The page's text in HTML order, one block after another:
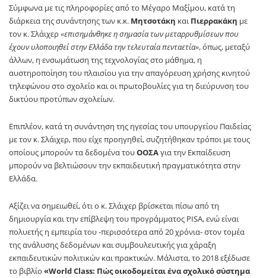
Σύμφωνα με τις πληροφορίες από το Μέγαρο Μαξίμου, κατά τη
διάρκεια της συνάντησης των κ.κ. Μητσοτάκη καιΠιερρακάκη με
τον κ. Σλάιχερ «επισημάνθηκε η σημασία των μεταρρυθμίσεων που
έχουν υλοποιηθεί στην Ελλάδα την τελευταία πενταετία», όπως, μεταξύ
άλλων, η ενσωμάτωση της τεχνολογίας στο μάθημα, η
αυστηροποίηση του πλαισίου για την απαγόρευση χρήσης κινητού
τηλεφώνου στο σχολείο και οι πρωτοβουλίες για τη διεύρυνση του
δικτύου προτύπων σχολείων.
Επιπλέον, κατά τη συνάντηση της ηγεσίας του υπουργείου Παιδείας
με τον κ. Σλάιχερ, που είχε προηγηθεί, συζητήθηκαν τρόποι με τους
οποίους μπορούν τα δεδομένα τουΟΟΣΑγια την Εκπαίδευση
μπορούν να βελτιώσουν την εκπαιδευτική πραγματικότητα στην
Ελλάδα.
Αξίζει να σημειωθεί, ότι ο κ. Σλάιχερ βρίσκεται πίσω από τη
δημιουργία και την επίβλεψη του προγράμματος PISA, ενώ είναι
πολυετής η εμπειρία του -περισσότερα από 20 χρόνια- στον τομέα
της ανάλυσης δεδομένων και συμβουλευτικής για χάραξη
εκπαιδευτικών πολιτικών και πρακτικών. Μάλιστα, το 2018 εξέδωσε
το βιβλίο «World Class: Πώς οικοδομείται ένα σχολικό σύστημα